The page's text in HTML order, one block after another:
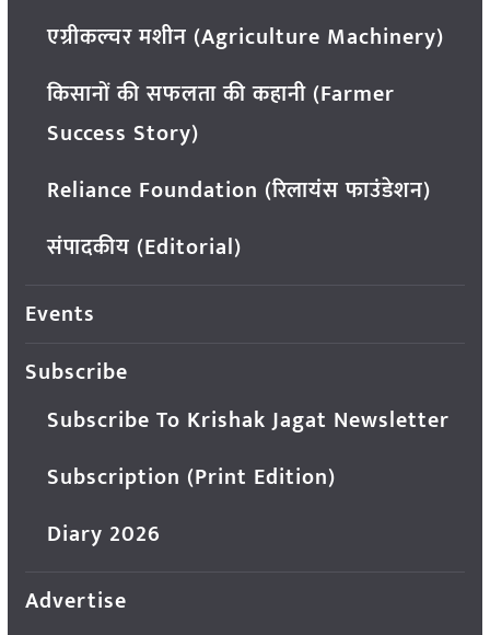
एग्रीकल्चर मशीन (Agriculture Machinery)
किसानों की सफलता की कहानी (Farmer
Success Story)
Reliance Foundation (रिलायंस फाउंडेशन)
संपादकीय (Editorial)
Events
Subscribe
Subscribe To Krishak Jagat Newsletter
Subscription (Print Edition)
Diary 2026
Advertise